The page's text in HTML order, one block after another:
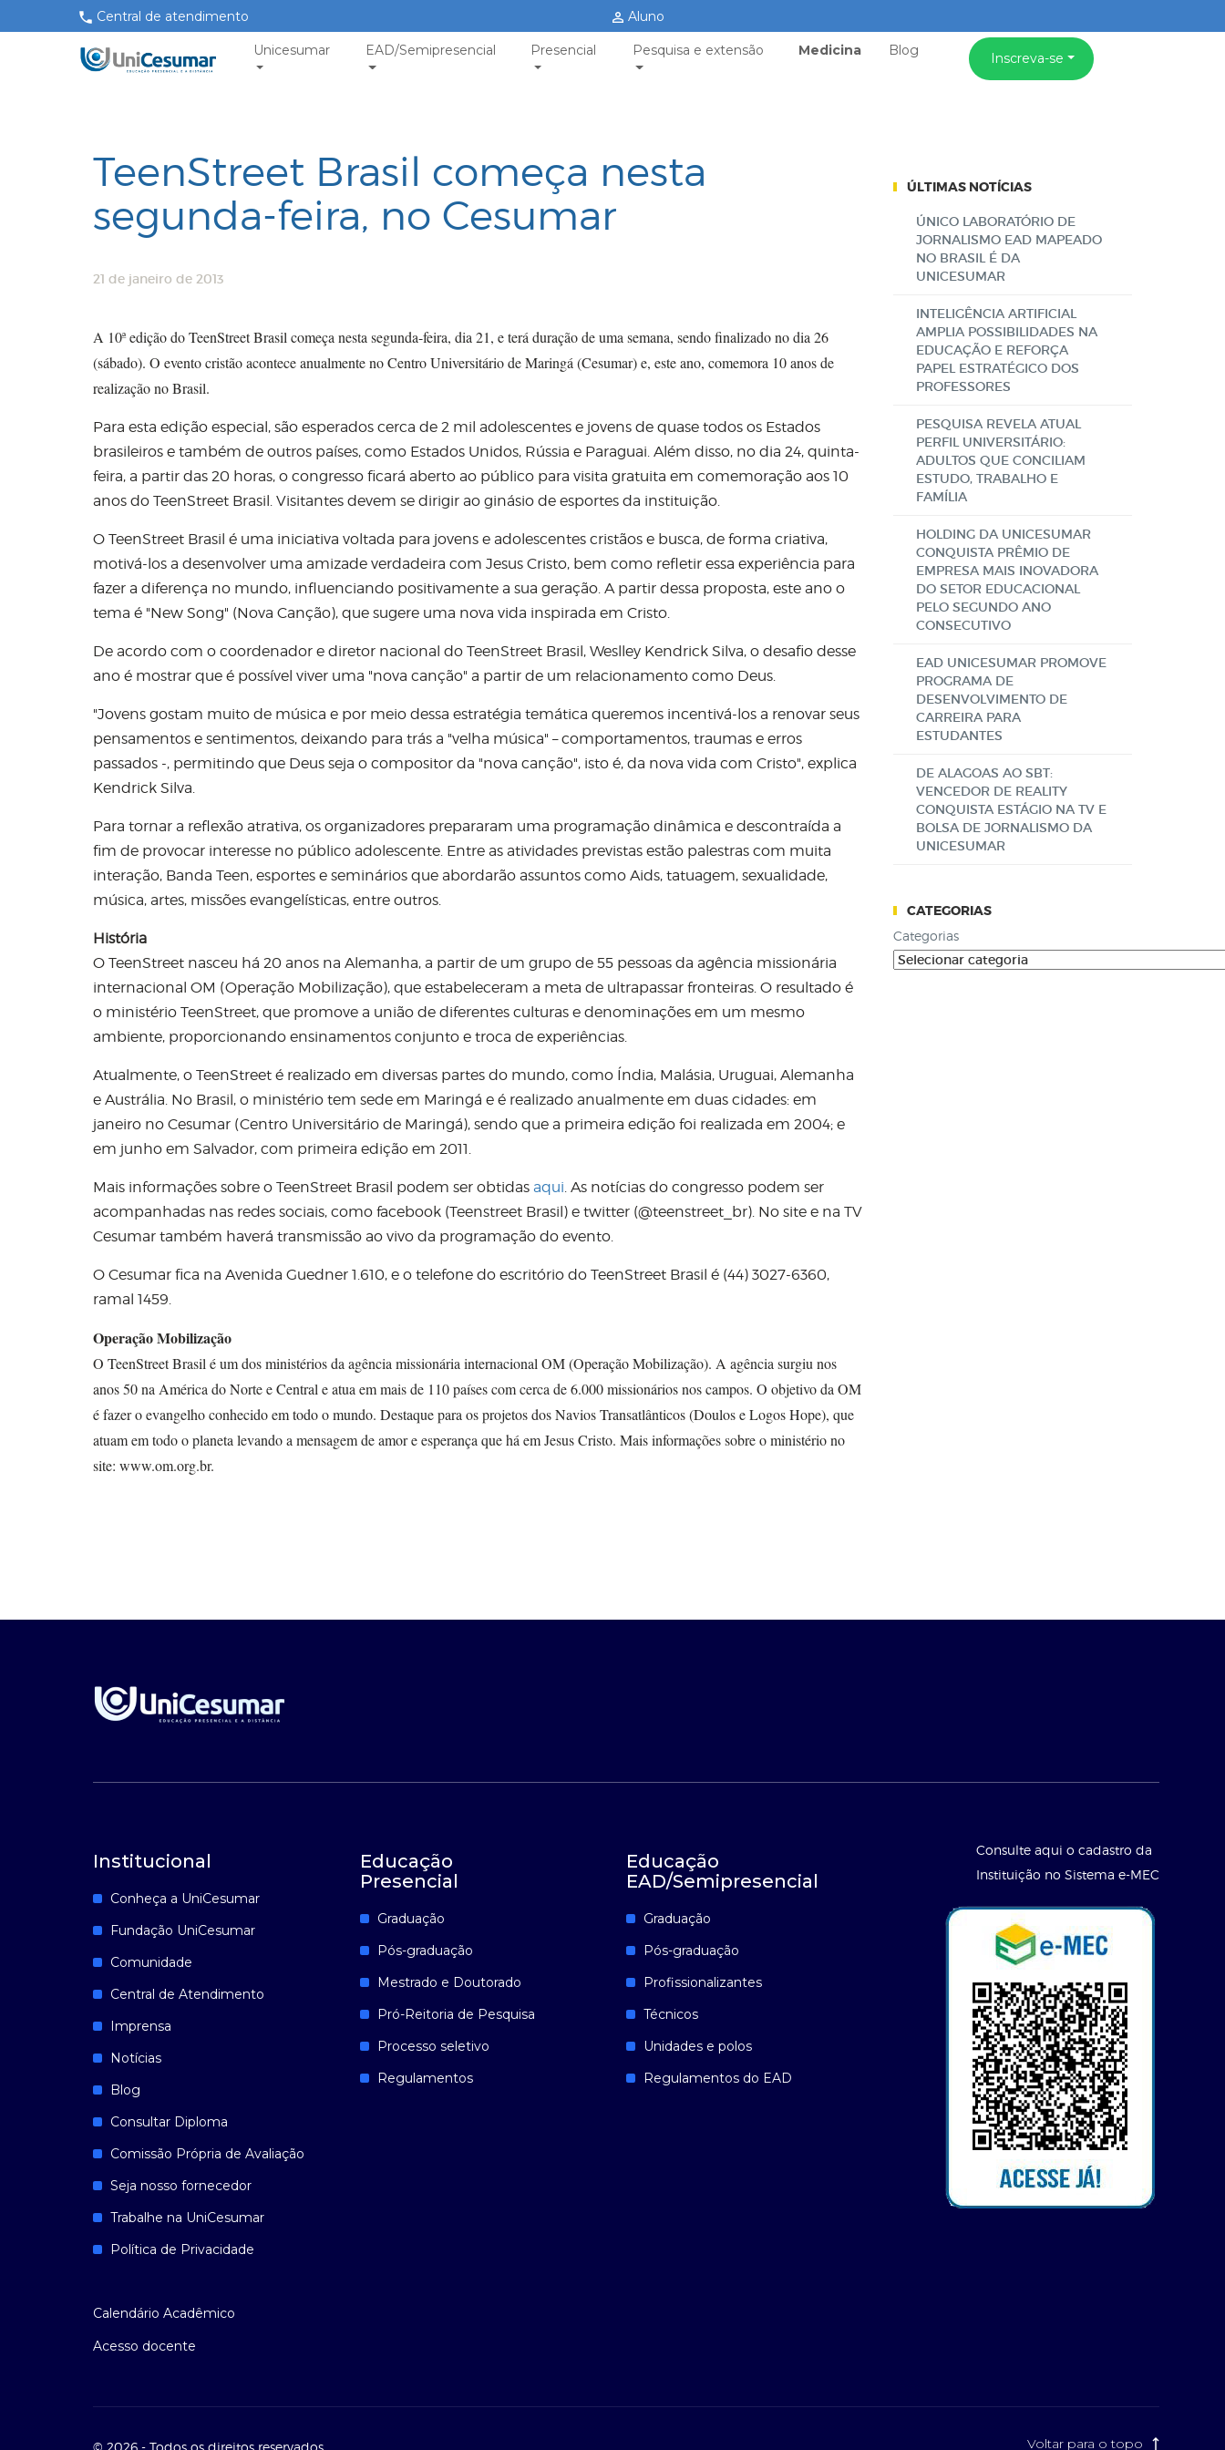
Central de atendimento Aluno
Unicesumar EAD/Semipresencial Presencial Pesquisa e extensão Medicina Blog Inscreva-se
TeenStreet Brasil começa nesta
segunda-feira, no Cesumar
21 de janeiro de 2013
A 10ª edição do TeenStreet Brasil começa nesta segunda-feira, dia 21, e terá duração de uma semana, sendo finalizado no dia 26
(sábado). O evento cristão acontece anualmente no Centro Universitário de Maringá (Cesumar) e, este ano, comemora 10 anos de
realização no Brasil.
Para esta edição especial, são esperados cerca de 2 mil adolescentes e jovens de quase todos os Estados
brasileiros e também de outros países, como Estados Unidos, Rússia e Paraguai. Além disso, no dia 24, quinta-
feira, a partir das 20 horas, o congresso ficará aberto ao público para visita gratuita em comemoração aos 10
anos do TeenStreet Brasil. Visitantes devem se dirigir ao ginásio de esportes da instituição.
O TeenStreet Brasil é uma iniciativa voltada para jovens e adolescentes cristãos e busca, de forma criativa,
motivá-los a desenvolver uma amizade verdadeira com Jesus Cristo, bem como refletir essa experiência para
fazer a diferença no mundo, influenciando positivamente a sua geração. A partir dessa proposta, este ano o
tema é "New Song" (Nova Canção), que sugere uma nova vida inspirada em Cristo.
De acordo com o coordenador e diretor nacional do TeenStreet Brasil, Weslley Kendrick Silva, o desafio desse
ano é mostrar que é possível viver uma "nova canção" a partir de um relacionamento como Deus.
"Jovens gostam muito de música e por meio dessa estratégia temática queremos incentivá-los a renovar seus
pensamentos e sentimentos, deixando para trás a "velha música" – comportamentos, traumas e erros
passados -, permitindo que Deus seja o compositor da "nova canção", isto é, da nova vida com Cristo", explica
Kendrick Silva.
Para tornar a reflexão atrativa, os organizadores prepararam uma programação dinâmica e descontraída a
fim de provocar interesse no público adolescente. Entre as atividades previstas estão palestras com muita
interação, Banda Teen, esportes e seminários que abordarão assuntos como Aids, tatuagem, sexualidade,
música, artes, missões evangelísticas, entre outros.
História
O TeenStreet nasceu há 20 anos na Alemanha, a partir de um grupo de 55 pessoas da agência missionária
internacional OM (Operação Mobilização), que estabeleceram a meta de ultrapassar fronteiras. O resultado é
o ministério TeenStreet, que promove a união de diferentes culturas e denominações em um mesmo
ambiente, proporcionando ensinamentos conjunto e troca de experiências.
Atualmente, o TeenStreet é realizado em diversas partes do mundo, como Índia, Malásia, Uruguai, Alemanha
e Austrália. No Brasil, o ministério tem sede em Maringá e é realizado anualmente em duas cidades: em
janeiro no Cesumar (Centro Universitário de Maringá), sendo que a primeira edição foi realizada em 2004; e
em junho em Salvador, com primeira edição em 2011.
Mais informações sobre o TeenStreet Brasil podem ser obtidas aqui. As notícias do congresso podem ser
acompanhadas nas redes sociais, como facebook (Teenstreet Brasil) e twitter (@teenstreet_br). No site e na TV
Cesumar também haverá transmissão ao vivo da programação do evento.
O Cesumar fica na Avenida Guedner 1.610, e o telefone do escritório do TeenStreet Brasil é (44) 3027-6360,
ramal 1459.
Operação Mobilização
O TeenStreet Brasil é um dos ministérios da agência missionária internacional OM (Operação Mobilização). A agência surgiu nos
anos 50 na América do Norte e Central e atua em mais de 110 países com cerca de 6.000 missionários nos campos. O objetivo da OM
é fazer o evangelho conhecido em todo o mundo. Destaque para os projetos dos Navios Transatlânticos (Doulos e Logos Hope), que
atuam em todo o planeta levando a mensagem de amor e esperança que há em Jesus Cristo. Mais informações sobre o ministério no
site: www.om.org.br.
ÚLTIMAS NOTÍCIAS
ÚNICO LABORATÓRIO DE
JORNALISMO EAD MAPEADO
NO BRASIL É DA
UNICESUMAR
INTELIGÊNCIA ARTIFICIAL
AMPLIA POSSIBILIDADES NA
EDUCAÇÃO E REFORÇA
PAPEL ESTRATÉGICO DOS
PROFESSORES
PESQUISA REVELA ATUAL
PERFIL UNIVERSITÁRIO:
ADULTOS QUE CONCILIAM
ESTUDO, TRABALHO E
FAMÍLIA
HOLDING DA UNICESUMAR
CONQUISTA PRÊMIO DE
EMPRESA MAIS INOVADORA
DO SETOR EDUCACIONAL
PELO SEGUNDO ANO
CONSECUTIVO
EAD UNICESUMAR PROMOVE
PROGRAMA DE
DESENVOLVIMENTO DE
CARREIRA PARA
ESTUDANTES
DE ALAGOAS AO SBT:
VENCEDOR DE REALITY
CONQUISTA ESTÁGIO NA TV E
BOLSA DE JORNALISMO DA
UNICESUMAR
CATEGORIAS
Categorias
Institucional
Conheça a UniCesumar
Fundação UniCesumar
Comunidade
Central de Atendimento
Imprensa
Notícias
Blog
Consultar Diploma
Comissão Própria de Avaliação
Seja nosso fornecedor
Trabalhe na UniCesumar
Política de Privacidade
Calendário Acadêmico
Acesso docente
Educação
Presencial
Graduação
Pós-graduação
Mestrado e Doutorado
Pró-Reitoria de Pesquisa
Processo seletivo
Regulamentos
Educação
EAD/Semipresencial
Graduação
Pós-graduação
Profissionalizantes
Técnicos
Unidades e polos
Regulamentos do EAD
Consulte aqui o cadastro da
Instituição no Sistema e-MEC
© 2026 - Todos os direitos reservados Voltar para o topo